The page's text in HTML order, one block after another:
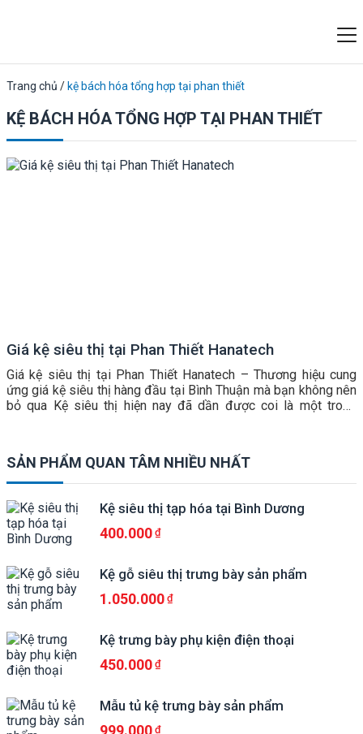
Trang chủ / kệ bách hóa tổng hợp tại phan thiết
KỆ BÁCH HÓA TỔNG HỢP TẠI PHAN THIẾT
Giá kệ siêu thị tại Phan Thiết Hanatech
Giá kệ siêu thị tại Phan Thiết Hanatech – Thương hiệu cung
ứng giá kệ siêu thị hàng đầu tại Bình Thuận mà bạn không nên
bỏ qua Kệ siêu thị hiện nay đã dần được coi là một trong
SẢN PHẨM QUAN TÂM NHIỀU NHẤT
Kệ siêu thị tạp hóa tại Bình Dương
400.000
Kệ gỗ siêu thị trưng bày sản phẩm
1.050.000
Kệ trưng bày phụ kiện điện thoại
450.000
Mẫu tủ kệ trưng bày sản phẩm
999.000